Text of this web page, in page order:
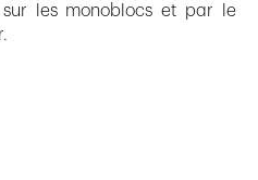
les monoblocs et par le